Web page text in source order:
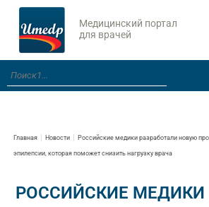
Медицинский портал
для врачей
Главная Новости Российские медики разработали новую
эпилепсии, которая поможет снизить нагрузку врача
РОССИЙСКИЕ МЕДИКИ